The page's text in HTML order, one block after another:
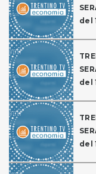
del
del
del